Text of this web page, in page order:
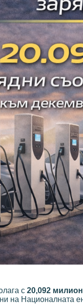
с 20,092
на Националната